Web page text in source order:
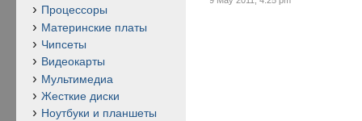
Процессоры
Материнские платы
Чипсеты
Видеокарты
Мультимедиа
Жесткие диски
Ноутбуки и планшеты